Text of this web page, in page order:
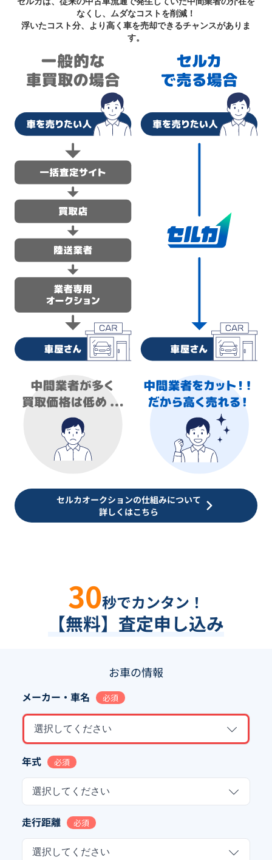
なくし、ムダなコストを削減！
浮いたコスト分、より高く車を売却できるチャンスがありま
す。
セルカオークションの仕組みについて
詳しくはこちら
30秒でカンタン！
【無料】査定申し込み
お車の情報
メーカー・車名 必須
選択してください
年式 必須
選択してください
走行距離 必須
選択してください